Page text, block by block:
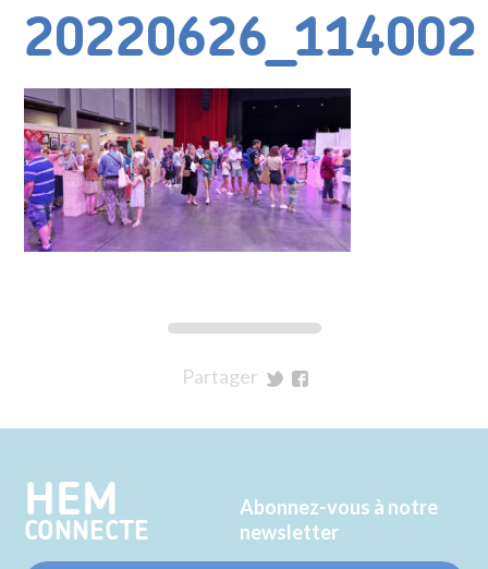
20220626_114002
Partager
Twitter
Facebook
HEM
CONNECTE
Abonnez-vous à notre
newsletter